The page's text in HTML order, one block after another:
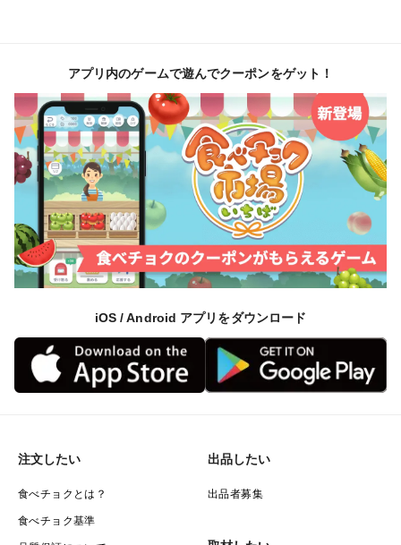
アプリ内のゲームで遊んでクーポンをゲット！
iOS / Android アプリをダウンロード
注文したい
食べチョクとは？
食べチョク基準
出品したい
出品者募集